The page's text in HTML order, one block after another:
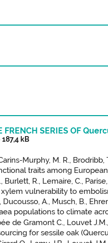
FRENCH SERIES OF
kB
Murphy, M. R.,
traits among
Burlett, R., Lemaire, C.,
vulnerability to
Ducousso, A., Musch, B.,
populations to climate
de Gramont C., Louvet
for sessile oak